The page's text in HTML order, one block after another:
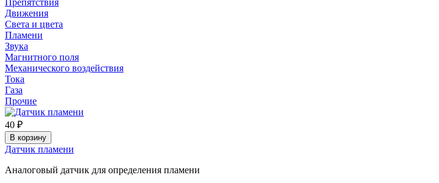
Движения
Света и цвета
Пламени
Звука
Магнитного поля
Механического воздействия
Тока
Газа
Прочие
40 ₽
В корзину
Датчик пламени
Аналоговый датчик для определения пламени